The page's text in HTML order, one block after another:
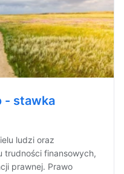
- stawka
ludzi oraz
trudności finansowych,
prawnej. Prawo